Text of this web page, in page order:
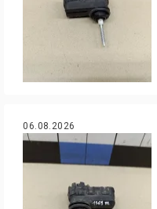
06.08.2026